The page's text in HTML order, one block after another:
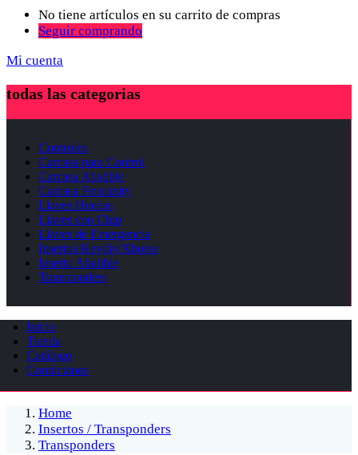
No tiene artículos en su carrito de compras
Seguir comprando
Mi cuenta
todas las categorias
Controles
Carcasa para Control
Carcasa Abatible
Carcasa Proximity
Llaves Huecas
Llaves con Chip
Llaves de Emergencia
Insertos Keydiy/Xhorse
Inserto Abatible
Transponders
Inicio
Tienda
Catálogo
Contáctanos
Home
Insertos / Transponders
Transponders